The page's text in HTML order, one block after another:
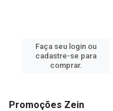
Faça seu login ou
cadastre-se para
comprar.
Promoções Zein